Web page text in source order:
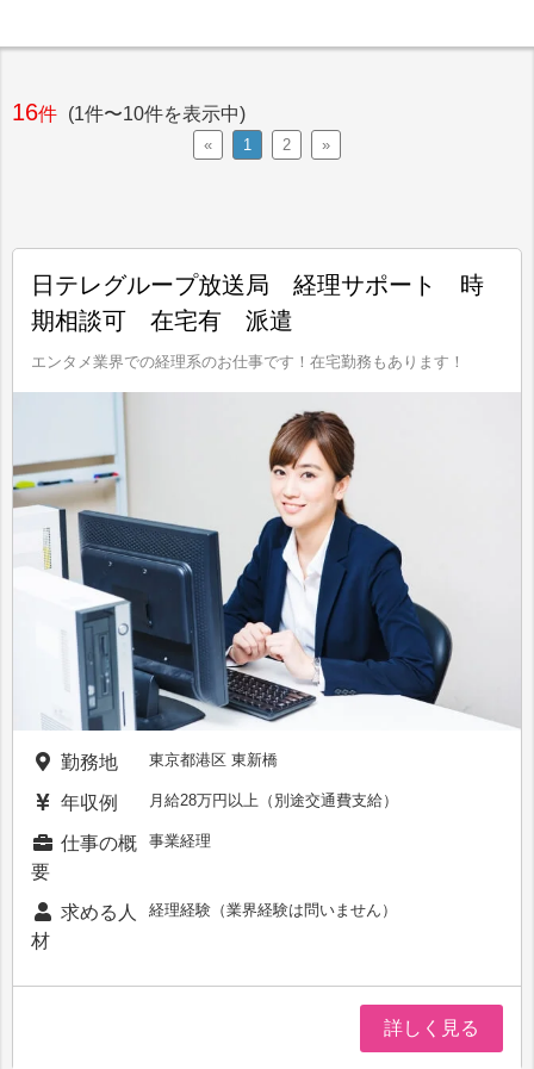
16件 (1件〜10件を表示中)
« 1 2 »
日テレグループ放送局 経理サポート 時
期相談可 在宅有 派遣
エンタメ業界での経理系のお仕事です！在宅勤務もあります！
勤務地 東京都港区 東新橋
年収例 月給28万円以上（別途交通費支給）
仕事の概
要
事業経理
求める人
材
経理経験（業界経験は問いません）
詳しく見る